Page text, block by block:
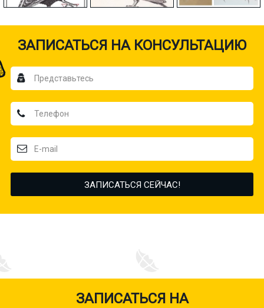
ЗАПИСАТЬСЯ НА КОНСУЛЬТАЦИЮ
ЗАПИСАТЬСЯ НА